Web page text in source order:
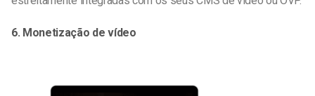
6. Monetização de vídeo